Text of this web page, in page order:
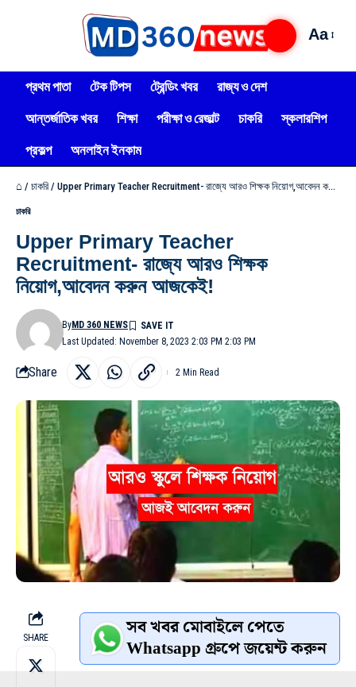
Aa
প্রথম পাতা টেক টিপস ট্রেন্ডিং খবর
রাজ্য ও দেশ
আন্তর্জাতিক খবর
শিক্ষা পরীক্ষা ও রেজাল্ট চাকরি
স্কলারশিপ
প্রকল্প
অনলাইন ইনকাম
⌂ / চাকরি / Upper Primary Teacher Recruitment- রাজ্যে আরও শিক্ষক নিয়োগ,আবেদন করুন আজকেই!
চাকরি
Upper Primary Teacher
Recruitment- রাজ্যে আরও শিক্ষক
নিয়োগ,আবেদন করুন আজকেই!
Last Updated: November 8, 2023 2:03 PM 2:03 PM
ByMD 360 NEWS
Share 2 Min Read
SHARE সব খবর মোবাইলে পেতে
Whatsapp গ্রুপে জয়েন্ট করুন